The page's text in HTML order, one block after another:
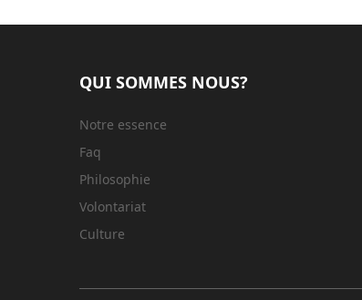
QUI SOMMES NOUS?
Notre essence
Faq
Philosophie
Volontariat
Culture